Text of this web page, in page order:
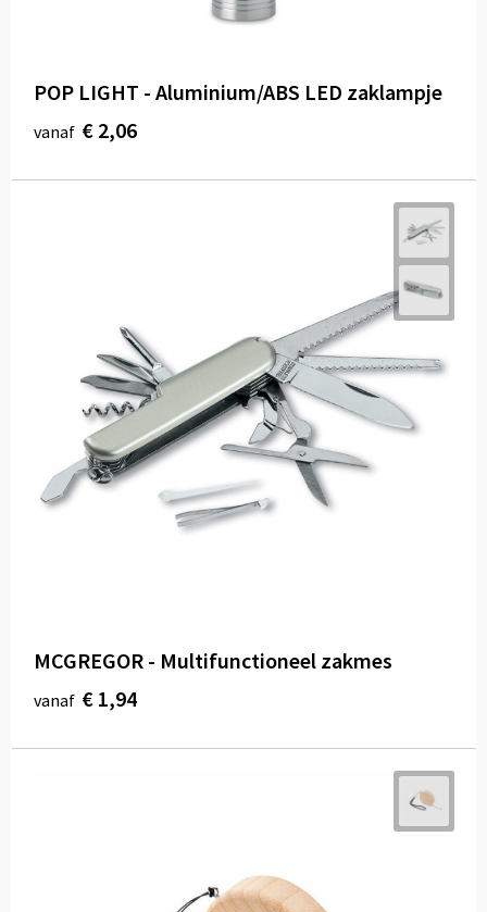
POP LIGHT - Aluminium/ABS LED zaklampje
vanaf € 2,06
MCGREGOR - Multifunctioneel zakmes
vanaf € 1,94